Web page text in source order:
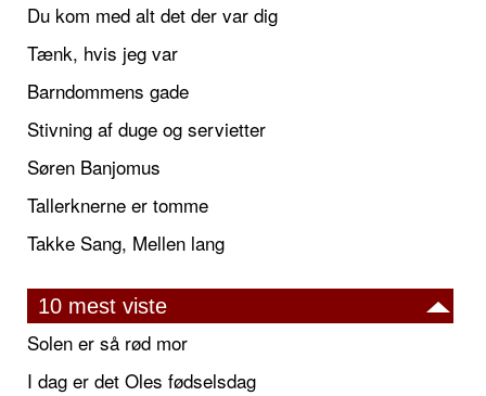
Du kom med alt det der var dig
Tænk, hvis jeg var
Barndommens gade
Stivning af duge og servietter
Søren Banjomus
Tallerknerne er tomme
Takke Sang, Mellen lang
10 mest viste
Solen er så rød mor
I dag er det Oles fødselsdag